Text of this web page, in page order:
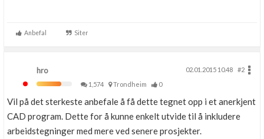
Anbefal Siter
hro 02.01.2015 10.48
#2
1,574
Trondheim 0
Vil på det sterkeste anbefale å få dette tegnet opp i et anerkjent
CAD program. Dette for å kunne enkelt utvide til å inkludere
arbeidstegninger med mere ved senere prosjekter.